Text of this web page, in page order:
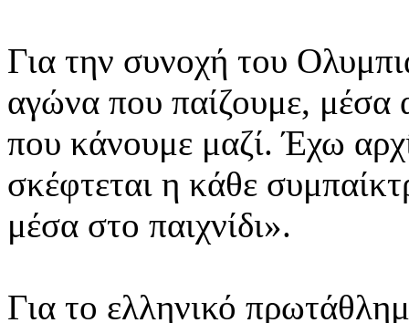
Για την συνοχή του
αγώνα που παίζουμε, μέσα
που κάνουμε μαζί. Έχω
σκέφτεται η κάθε
μέσα στο παιχνίδι».
Για το ελληνικό